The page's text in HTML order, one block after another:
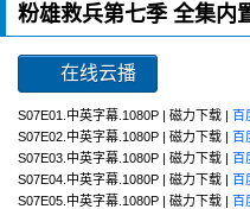
粉雄救兵第七季 全集内
在线云播
S07E01.中英字幕.1080P | 磁力下载 | 百
S07E02.中英字幕.1080P | 磁力下载 | 百
S07E03.中英字幕.1080P | 磁力下载 | 百
S07E04.中英字幕.1080P | 磁力下载 | 百
S07E05.中英字幕.1080P | 磁力下载 | 百